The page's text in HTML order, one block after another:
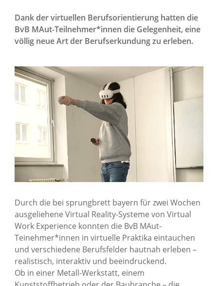
Kontakt
Dank der virtuellen Berufsorientierung hatten die
BvB MAut-Teilnehmer*innen die Gelegenheit, eine
völlig neue Art der Berufserkundung zu erleben.
Durch die bei sprungbrett bayern für zwei Wochen
ausgeliehene Virtual Reality-Systeme von Virtual
Work Experience konnten die BvB MAut-
Teinehmer*innen in virtuelle Praktika eintauchen
und verschiedene Berufsfelder hautnah erleben –
realistisch, interaktiv und beeindruckend.
Ob in einer Metall-Werkstatt, einem